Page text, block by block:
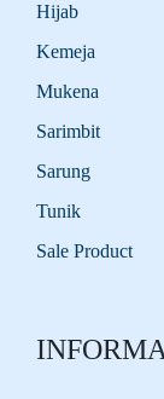
Hijab
Kemeja
Mukena
Sarimbit
Sarung
Tunik
Sale Product